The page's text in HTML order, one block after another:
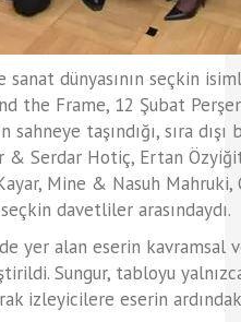
sanat dünyasının seçkin
the Frame, 12 Şubat
sahneye taşındığı, sıra
& Serdar Hotiç, Ertan
Mine & Nasuh
davetliler arasındaydı.
yer alan eserin kavramsal
Sungur, tabloyu
izleyicilere eserin